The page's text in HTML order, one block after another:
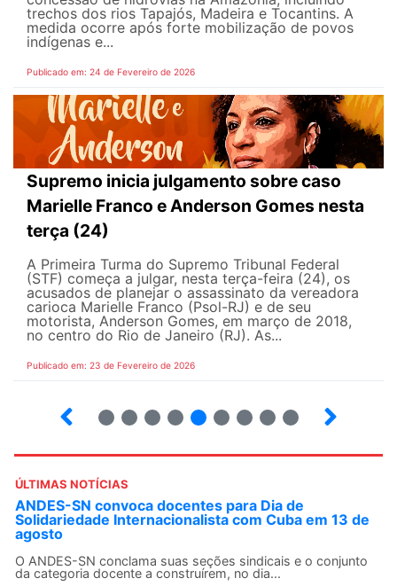
trechos dos rios Tapajós, Madeira e Tocantins. A
medida ocorre após forte mobilização de povos
indígenas e...
Publicado em: 24 de Fevereiro de 2026
Supremo inicia julgamento sobre caso
Marielle Franco e Anderson Gomes nesta
terça (24)
A Primeira Turma do Supremo Tribunal Federal
(STF) começa a julgar, nesta terça-feira (24), os
acusados de planejar o assassinato da vereadora
carioca Marielle Franco (Psol-RJ) e de seu
motorista, Anderson Gomes, em março de 2018,
no centro do Rio de Janeiro (RJ). As...
Publicado em: 23 de Fevereiro de 2026
ÚLTIMAS NOTÍCIAS
ANDES-SN convoca docentes para Dia de
Solidariedade Internacionalista com Cuba em 13 de
agosto
O ANDES-SN conclama suas seções sindicais e o conjunto
da categoria docente a construírem, no dia...